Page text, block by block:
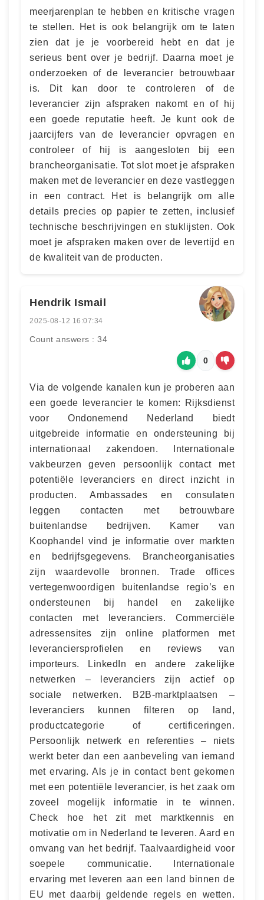
meerjarenplan te hebben en kritische vragen
te stellen. Het is ook belangrijk om te laten
zien dat je je voorbereid hebt en dat je
serieus bent over je bedrijf. Daarna moet je
onderzoeken of de leverancier betrouwbaar
is. Dit kan door te controleren of de
leverancier zijn afspraken nakomt en of hij
een goede reputatie heeft. Je kunt ook de
jaarcijfers van de leverancier opvragen en
controleer of hij is aangesloten bij een
brancheorganisatie. Tot slot moet je afspraken
maken met de leverancier en deze vastleggen
in een contract. Het is belangrijk om alle
details precies op papier te zetten, inclusief
technische beschrijvingen en stuklijsten. Ook
moet je afspraken maken over de levertijd en
de kwaliteit van de producten.
Hendrik Ismail
2025-08-12 16:07:34
Count answers : 34
0
Via de volgende kanalen kun je proberen aan
een goede leverancier te komen: Rijksdienst
voor Ondonemend Nederland biedt
uitgebreide informatie en ondersteuning bij
internationaal zakendoen. Internationale
vakbeurzen geven persoonlijk contact met
potentiële leveranciers en direct inzicht in
producten. Ambassades en consulaten
leggen contacten met betrouwbare
buitenlandse bedrijven. Kamer van
Koophandel vind je informatie over markten
en bedrijfsgegevens. Brancheorganisaties
zijn waardevolle bronnen. Trade offices
vertegenwoordigen buitenlandse regio’s en
ondersteunen bij handel en zakelijke
contacten met leveranciers. Commerciële
adressensites zijn online platformen met
leveranciersprofielen en reviews van
importeurs. LinkedIn en andere zakelijke
netwerken – leveranciers zijn actief op
sociale netwerken. B2B-marktplaatsen –
leveranciers kunnen filteren op land,
productcategorie of certificeringen.
Persoonlijk netwerk en referenties – niets
werkt beter dan een aanbeveling van iemand
met ervaring. Als je in contact bent gekomen
met een potentiële leverancier, is het zaak om
zoveel mogelijk informatie in te winnen.
Check hoe het zit met marktkennis en
motivatie om in Nederland te leveren. Aard en
omvang van het bedrijf. Taalvaardigheid voor
soepele communicatie. Internationale
ervaring met leveren aan een land binnen de
EU met daarbij geldende regels en wetten.